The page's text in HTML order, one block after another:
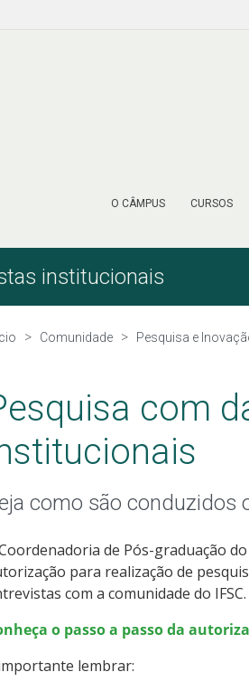
O CÂMPUS CURSOS
institucionais
Comunidade Pesquisa e
com
como são conduzidos
de Pós-graduação
para realização de
com a comunidade do IFSC.
o passo a passo da
lembrar: